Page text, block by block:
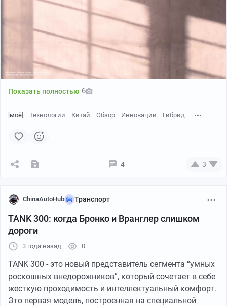
Независимая подвеска, фрагмент из официального каталога.
Изображение:
Конструкторские решения
заключалась в простых и эффективных решениях.
проверенной и популярной платформы.
ее место устанавливался каркас безопасности, задние
1/2
Показать полностью 6
[моё] Технологии Китай Обзор Инновации Гибрид
4 3
ChinaAutoHub Транспорт
TANK 300: когда Бронко и Вранглер слишком
дороги
3 года назад 0
TANK 300 - это новый представитель сегмента “умных
роскошных внедорожников”, который сочетает в себе
жесткую проходимость и интеллектуальный комфорт.
Это первая модель, построенная на специальной